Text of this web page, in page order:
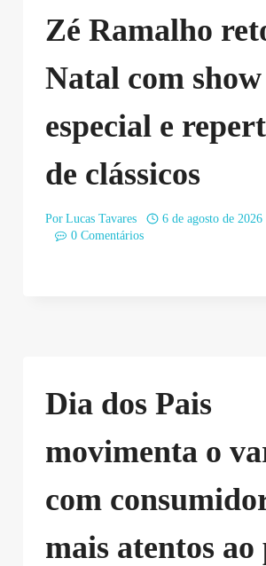
Zé Ramalho
Natal com show
especial e
de clássicos
Por Lucas Tavares
6 de agosto de 2026
0 Comentários
Dia dos Pais
movimenta o
com
mais atentos